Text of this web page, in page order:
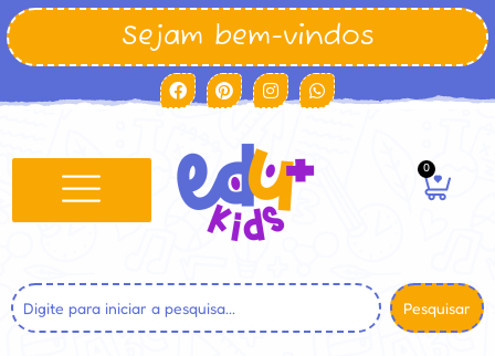
Sejam bem-vindos
0
Pesquisar